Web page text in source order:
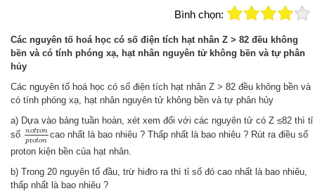
Bình chọn:
Các nguyên tố hoá học có số điện tích hạt nhân Z > 82 đều không
bền và có tính phóng xạ, hạt nhân nguyên tử không bền và tự phân
hủy
Các nguyên tố hoá học có số điện tích hạt nhân Z > 82 đều không bền và
có tính phóng xạ, hạt nhân nguyên tử không bền và tự phân hủy
a) Dựa vào bảng tuần hoàn, xét xem đối với các nguyên tử có Z ≤82 thì tỉ
số
notron
proton
notronp roton
cao nhất là bao nhiêu ? Thấp nhất là bao nhiêu ? Rút ra điều số
proton kiện bền của hạt nhân.
b) Trong 20 nguyên tố đầu, trừ hiđro ra thì tỉ số đó cao nhất là bao nhiêu,
thấp nhất là bao nhiêu ?